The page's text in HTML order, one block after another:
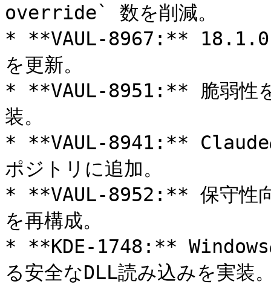
override` 数を削減。
* **VAUL-8967:** 18.1.0リ
を更新。
* **VAUL-8951:** 脆弱性
装。
* **VAUL-8941:** Claude
ポジトリに追加。
* **VAUL-8952:** 保守性
を再構成。
* **KDE-1748:** Windows
る安全なDLL読み込みを実装